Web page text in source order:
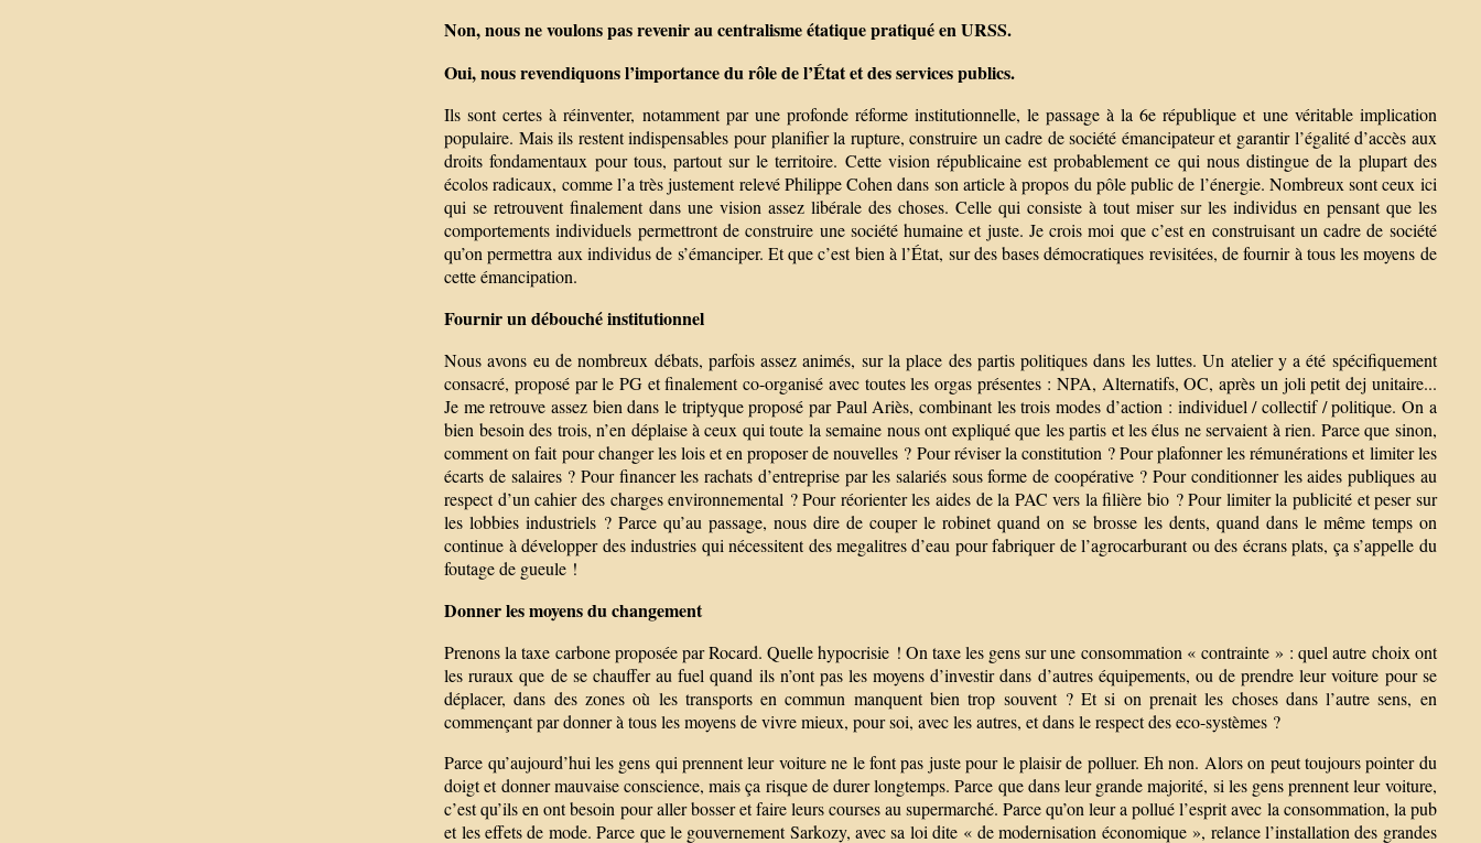
Non, nous ne voulons pas revenir au centralisme étatique pratiqué en URSS.
Oui, nous revendiquons l’importance du rôle de l’État et des services publics.
Ils sont certes à réinventer, notamment par une profonde réforme institutionnelle, le passage à la 6e république et une véritable implication
populaire. Mais ils restent indispensables pour planifier la rupture, construire un cadre de société émancipateur et garantir l’égalité d’accès aux
droits fondamentaux pour tous, partout sur le territoire. Cette vision républicaine est probablement ce qui nous distingue de la plupart des
écolos radicaux, comme l’a très justement relevé Philippe Cohen dans son article à propos du pôle public de l’énergie. Nombreux sont ceux ici
qui se retrouvent finalement dans une vision assez libérale des choses. Celle qui consiste à tout miser sur les individus en pensant que les
comportements individuels permettront de construire une société humaine et juste. Je crois moi que c’est en construisant un cadre de société
qu’on permettra aux individus de s’émanciper. Et que c’est bien à l’État, sur des bases démocratiques revisitées, de fournir à tous les moyens de
cette émancipation.
Fournir un débouché institutionnel
Nous avons eu de nombreux débats, parfois assez animés, sur la place des partis politiques dans les luttes. Un atelier y a été spécifiquement
consacré, proposé par le PG et finalement co-organisé avec toutes les orgas présentes : NPA, Alternatifs, OC, après un joli petit dej unitaire...
Je me retrouve assez bien dans le triptyque proposé par Paul Ariès, combinant les trois modes d’action : individuel / collectif / politique. On a
bien besoin des trois, n’en déplaise à ceux qui toute la semaine nous ont expliqué que les partis et les élus ne servaient à rien. Parce que sinon,
comment on fait pour changer les lois et en proposer de nouvelles ? Pour réviser la constitution ? Pour plafonner les rémunérations et limiter les
écarts de salaires ? Pour financer les rachats d’entreprise par les salariés sous forme de coopérative ? Pour conditionner les aides publiques au
respect d’un cahier des charges environnemental ? Pour réorienter les aides de la PAC vers la filière bio ? Pour limiter la publicité et peser sur
les lobbies industriels ? Parce qu’au passage, nous dire de couper le robinet quand on se brosse les dents, quand dans le même temps on
continue à développer des industries qui nécessitent des megalitres d’eau pour fabriquer de l’agrocarburant ou des écrans plats, ça s’appelle du
foutage de gueule !
Donner les moyens du changement
Prenons la taxe carbone proposée par Rocard. Quelle hypocrisie ! On taxe les gens sur une consommation « contrainte » : quel autre choix ont
les ruraux que de se chauffer au fuel quand ils n’ont pas les moyens d’investir dans d’autres équipements, ou de prendre leur voiture pour se
déplacer, dans des zones où les transports en commun manquent bien trop souvent ? Et si on prenait les choses dans l’autre sens, en
commençant par donner à tous les moyens de vivre mieux, pour soi, avec les autres, et dans le respect des eco-systèmes ?
Parce qu’aujourd’hui les gens qui prennent leur voiture ne le font pas juste pour le plaisir de polluer. Eh non. Alors on peut toujours pointer du
doigt et donner mauvaise conscience, mais ça risque de durer longtemps. Parce que dans leur grande majorité, si les gens prennent leur voiture,
c’est qu’ils en ont besoin pour aller bosser et faire leurs courses au supermarché. Parce qu’on leur a pollué l’esprit avec la consommation, la pub
et les effets de mode. Parce que le gouvernement Sarkozy, avec sa loi dite « de modernisation économique », relance l’installation des grandes